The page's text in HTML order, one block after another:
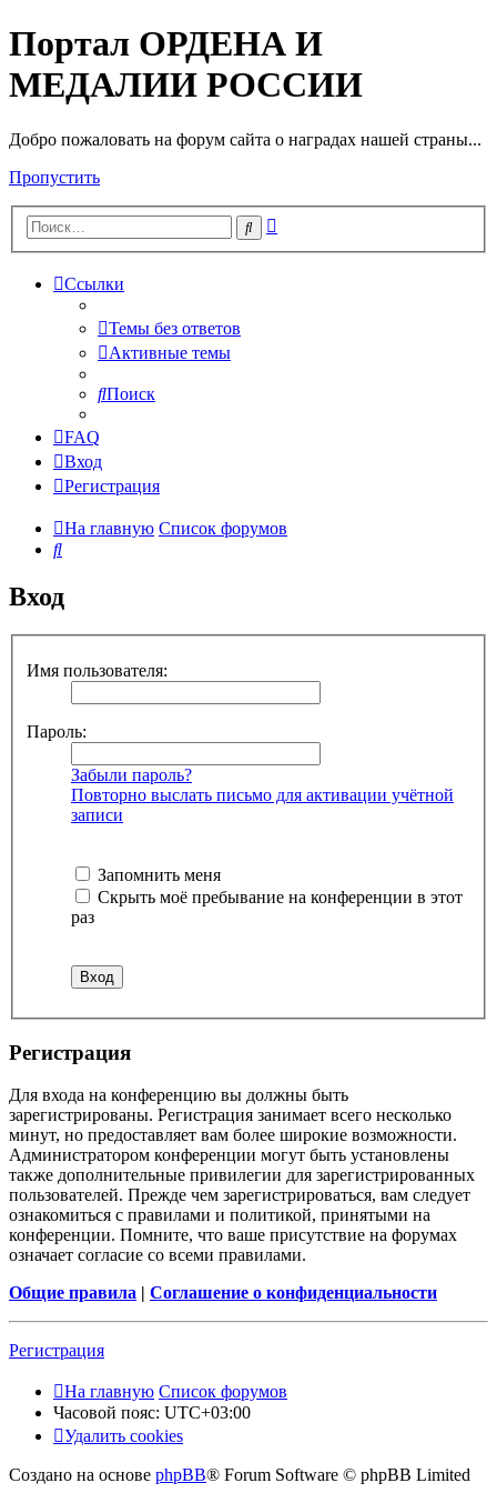
Портал ОРДЕНА И
МЕДАЛИИ РОССИИ
Добро пожаловать на форум сайта о наградах нашей страны...
Пропустить
Поиск
Ссылки
Темы без ответов
Активные темы
Поиск
FAQ
Вход
Регистрация
На главную Список форумов
Поиск
Вход
Имя пользователя:
Пароль:
Забыли пароль?
Повторно выслать письмо для активации учётной
записи
Запомнить меня
Скрыть моё пребывание на конференции в этот
раз
Регистрация
Для входа на конференцию вы должны быть
зарегистрированы. Регистрация занимает всего несколько
минут, но предоставляет вам более широкие возможности.
Администратором конференции могут быть установлены
также дополнительные привилегии для зарегистрированных
пользователей. Прежде чем зарегистрироваться, вам следует
ознакомиться с правилами и политикой, принятыми на
конференции. Помните, что ваше присутствие на форумах
означает согласие со всеми правилами.
Общие правила | Соглашение о конфиденциальности
Регистрация
На главную Список форумов
Часовой пояс: UTC+03:00
Удалить cookies
Создано на основе phpBB® Forum Software © phpBB Limited